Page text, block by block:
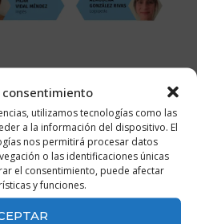
consentimiento
utilizamos tecnologías como las
a la información del dispositivo. El
nos permitirá procesar datos
o las identificaciones únicas
el consentimiento, puede afectar
y funciones.